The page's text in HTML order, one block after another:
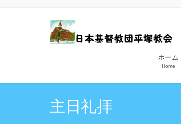
ホーム
Home
主日礼拝